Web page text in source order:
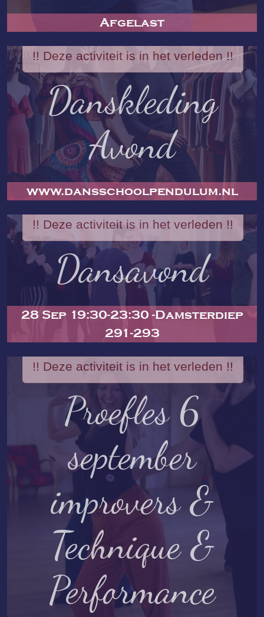
Afgelast
!! Deze activiteit is in het verleden !!
Danskleding
Avond
www.dansschoolpendulum.nl
!! Deze activiteit is in het verleden !!
Dansavond
28 Sep 19:30-23:30 -Damsterdiep
291-293
!! Deze activiteit is in het verleden !!
Proefles 6
september
improvers &
Technique &
Performance